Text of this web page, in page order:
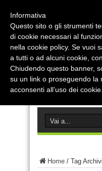
Home / Tag
Informativa
Questo sito o gli strumenti
di cookie necessari al
nella cookie policy. Se vuoi
a tutti o ad alcuni cookie,
Chiudendo questo banner,
su un link o proseguendo la
acconsenti all’uso dei cookie.